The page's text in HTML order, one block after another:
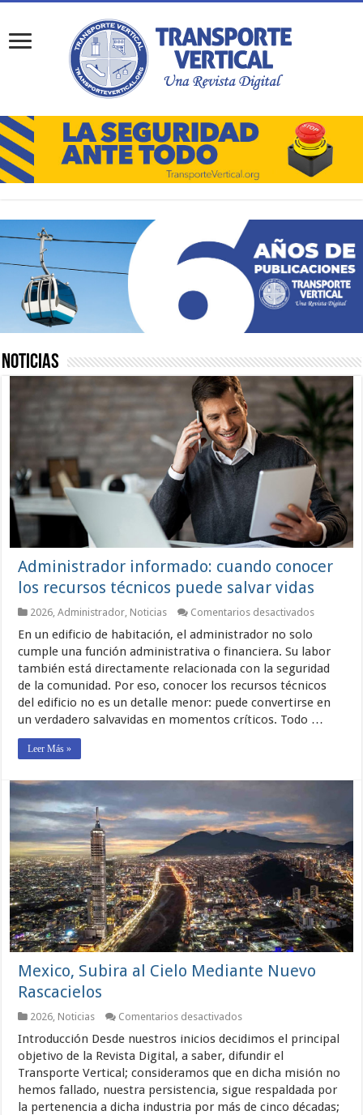
Noticias
Administrador informado: cuando conocer
los recursos técnicos puede salvar vidas
2026 ,Administrador Noticias Comentarios desactivadosen
cuando
los
recursos
puede
salvar
En un edificio de habitación, el administrador no solo
cumple una función administrativa o financiera. Su labor
también está directamente relacionada con la seguridad
de la comunidad. Por eso, conocer los recursos técnicos
del edificio no es un detalle menor: puede convertirse en
un verdadero salvavidas en momentos críticos. Todo …
Leer Más »
Mexico, Subira al Cielo Mediante Nuevo
Rascacielos
2026 Noticias Comentarios desactivadosen
Subira
al
Cielo
Mediante
Nuevo
Rascacielos
Introducción Desde nuestros inicios decidimos el principal
objetivo de la Revista Digital, a saber, difundir el
Transporte Vertical; consideramos que en dicha misión no
hemos fallado, nuestra persistencia, sigue respaldada por
la pertenencia a dicha industria por más de cinco décadas;